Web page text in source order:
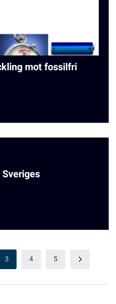
mot fossilfri
3 4 5